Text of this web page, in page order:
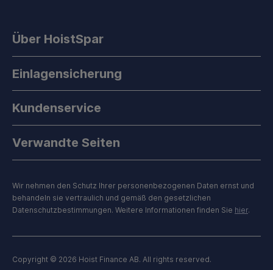
Über HoistSpar
Einlagensicherung
Kundenservice
Verwandte Seiten
Wir nehmen den Schutz Ihrer personenbezogenen Daten ernst und
behandeln sie vertraulich und gemäß den gesetzlichen
Datenschutzbestimmungen. Weitere Informationen finden Sie hier.
Copyright © 2026 Hoist Finance AB. All rights reserved.